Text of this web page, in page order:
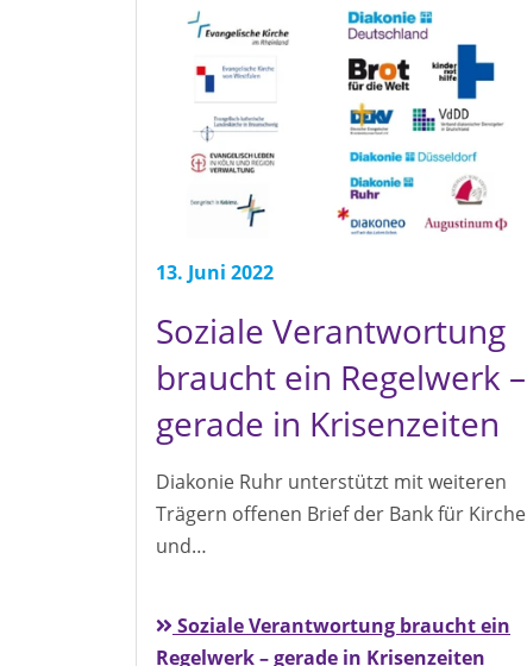
13. Juni 2022
Soziale Verantwortung
braucht ein Regelwerk –
gerade in Krisenzeiten
Diakonie Ruhr unterstützt mit weiteren
Trägern offenen Brief der Bank für Kirche
und…
Soziale Verantwortung braucht ein
Regelwerk – gerade in Krisenzeiten